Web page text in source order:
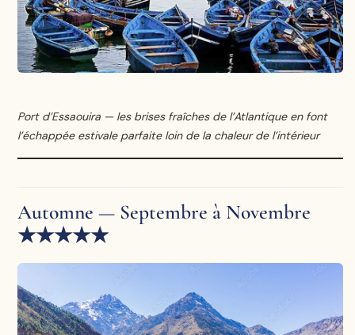
Port d’Essaouira — les brises fraîches de l’Atlantique en font
l’échappée estivale parfaite loin de la chaleur de l’intérieur
Automne — Septembre à Novembre
★★★★★